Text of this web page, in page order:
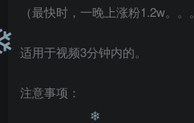
（最快时，一晚上涨粉1.2w。。
适用于视频3分钟内的。
注意事项：